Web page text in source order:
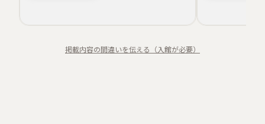
刃文の繊細さ
掲載内容の間違いを伝える（入館が必要）